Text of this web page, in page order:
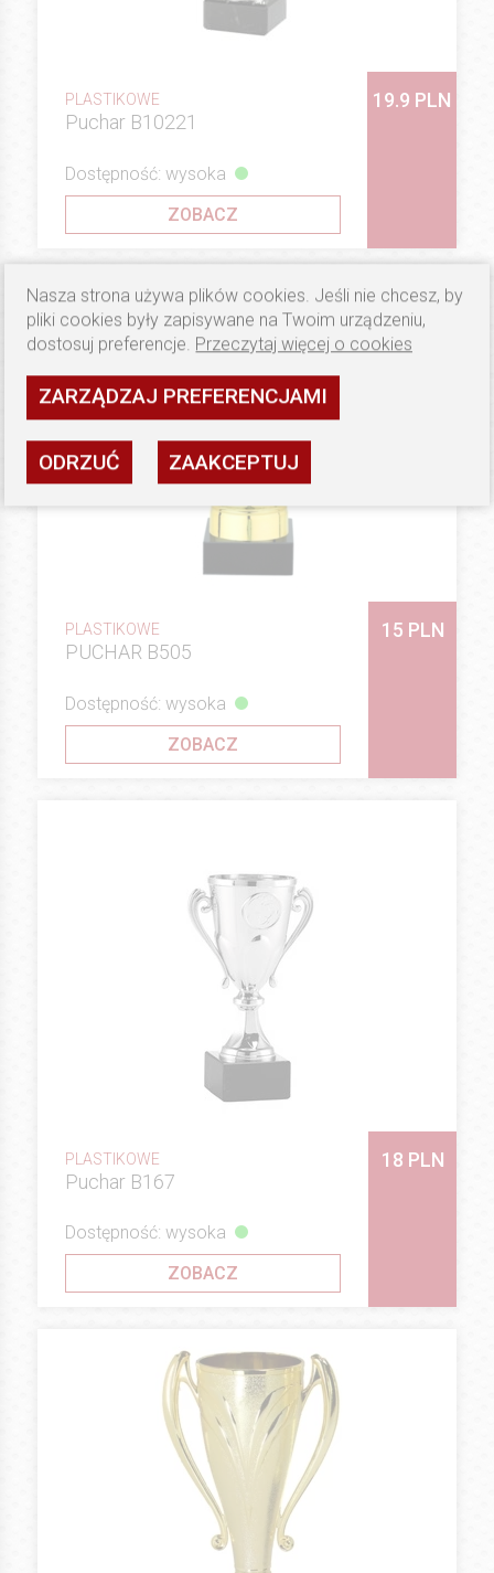
PLASTIKOWE
Puchar B10221
19.9 PLN
Dostępność: wysoka
ZOBACZ
PLASTIKOWE
PUCHAR B505
15 PLN
Dostępność: wysoka
ZOBACZ
PLASTIKOWE
Puchar B167
18 PLN
Dostępność: wysoka
ZOBACZ
Nasza strona używa plików cookies. Jeśli nie chcesz, by
pliki cookies były zapisywane na Twoim urządzeniu,
dostosuj preferencje. Przeczytaj więcej o cookies
ZARZĄDZAJ PREFERENCJAMI
ODRZUĆ ZAAKCEPTUJ